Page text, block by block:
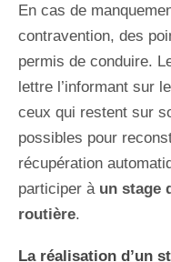
En cas de
contravention, des
permis de conduire.
lettre l’informant sur
ceux qui restent sur
possibles pour
récupération
participer à un stage
routière.
La réalisation d’un